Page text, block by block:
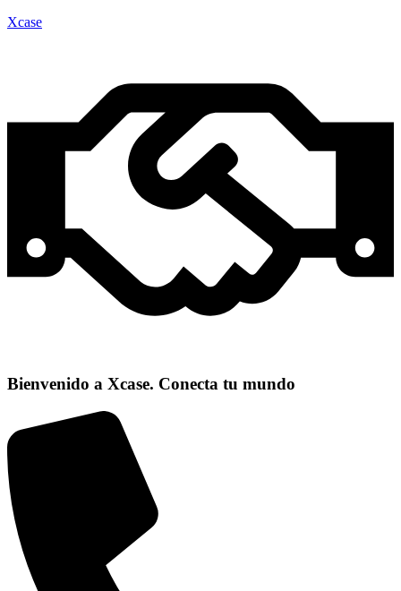
Xcase
Bienvenido a Xcase. Conecta tu mundo